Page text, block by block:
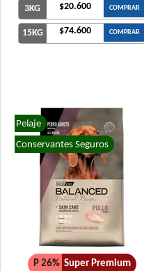
3KG $20.600 COMPRAR
15KG $74.600 COMPRAR
Pelaje
Conservantes Seguros
P 26% Super Premium